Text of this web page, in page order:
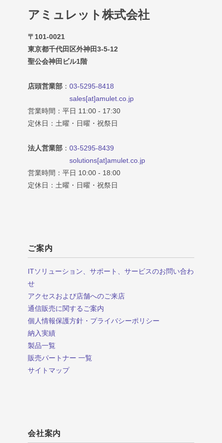
アミュレット株式会社
〒101-0021
東京都千代田区外神田3-5-12
聖公会神田ビル1階
店頭営業部 ： 03-5295-8418
sales[at]amulet.co.jp
営業時間：平日 11:00 - 17:30
定休日：土曜・日曜・祝祭日
法人営業部 ： 03-5295-8439
solutions[at]amulet.co.jp
営業時間：平日 10:00 - 18:00
定休日：土曜・日曜・祝祭日
ご案内
ITソリューション、サポート、サービスのお問い合わ
せ
アクセスおよび店舗へのご来店
通信販売に関するご案内
個人情報保護方針・プライバシーポリシー
納入実績
製品一覧
販売パートナー 一覧
サイトマップ
会社案内